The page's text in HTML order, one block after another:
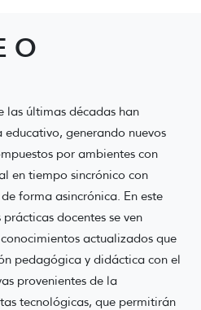
O
las últimas décadas han
generando nuevos
por ambientes con
en tiempo sincrónico con
forma asincrónica. En este
docentes se ven
actualizados que
pedagógica y didáctica con el
provenientes de la
tecnológicas, que permitirán